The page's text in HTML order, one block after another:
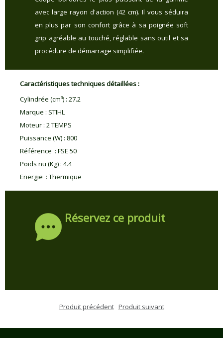
avec large rayon d'action (42 cm). Il vous séduira
en plus par son confort grâce à sa poignée soft
grip agréable au touché, réglable sans outil et sa
procédure de démarrage simplifiée.
Caractéristiques techniques détaillées :
Cylindrée (cm³) : 27.2
Marque : STIHL
Moteur : 2 TEMPS
Puissance (W) : 800
Référence : FSE 50
Poids nu (Kg) : 4.4
Energie : Thermique
Réservez ce produit
Produit précédent Produit suivant